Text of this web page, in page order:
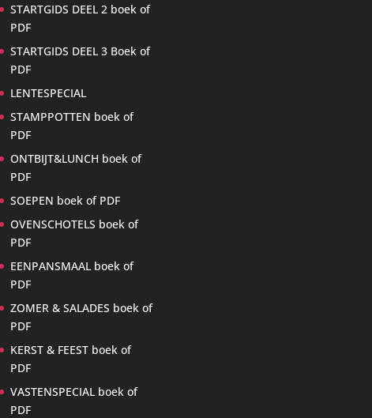
STARTGIDS DEEL 2 boek of
PDF
STARTGIDS DEEL 3 Boek of
PDF
LENTESPECIAL
STAMPPOTTEN boek of
PDF
ONTBIJT&LUNCH boek of
PDF
SOEPEN boek of PDF
OVENSCHOTELS boek of
PDF
EENPANSMAAL boek of
PDF
ZOMER & SALADES boek of
PDF
KERST & FEEST boek of
PDF
VASTENSPECIAL boek of
PDF